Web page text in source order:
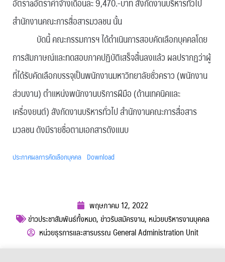
สำนักงานคณะการสื่อสารมวลชน นั้น
บัดนี้ คณะกรรมการฯ ได้ดำเนินการสอบคัดเลือกบุคคลโดย
การสัมภาษณ์และทดสอบภาคปฏิบัติเสร็จสิ้นลงแล้ว ผลปรากฏว่าผู้
ที่ได้รับคัดเลือกบรรจุเป็นพนักงานมหาวิทยาลัยชั่วคราว (พนักงาน
ส่วนงาน) ตำแหน่งพนักงานบริการฝีมือ (ด้านเทคนิคและ
เครื่องยนต์) สังกัดงานบริหารทั่วไป สำนักงานคณะการสื่อสาร
มวลชน ดังมีรายชื่อตามเอกสารดังแนบ
ประกาศผลการคัดเลือกบุคคล Download
พฤษภาคม 12, 2022
ข่าวประชาสัมพันธ์ทั้งหมด,ข่าวรับสมัครงาน, หน่วยบริหารงานบุคคล
หน่วยธุรการและสารบรรณ General Administration Unit